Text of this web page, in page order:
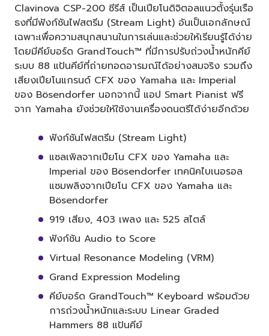
Clavinova CSP-200 ซีรีส์ เป็นเปียโนดิจิตอลแนวตั้งรุ่นเรือ
ธงที่มีฟังก์ชันไฟสตรีม (Stream Light) อันเป็นเอกลักษณ์
เฉพาะเพื่อความสนุกสนานในการเล่นและช่วยให้เรียนรู้ได้ง่าย
โดยมีคีย์บอร์ด GrandTouch™ ที่มีการปรับถ่วงน้ำหนักคีย์
ระบบ 88 แป้นคีย์ที่ถ่ายทอดอารมณ์ได้อย่างสมจริง รวมถึง
เสียงเปียโนแกรนด์ CFX ของ Yamaha และ Imperial
ของ Bösendorfer นอกจากนี้ แอป Smart Pianist ฟรี
จาก Yamaha ยังช่วยให้ใช้งานเครื่องดนตรีได้ง่ายอีกด้วย
ฟังก์ชันไฟสตรีม (Stream Light)
แซลเพิลจากเปียโน CFX ของ Yamaha และ
Imperial ของ Bösendorfer เทคนิคไบเนอรอล
แซมพลิงจากเปียโน CFX ของ Yamaha และ
Bösendorfer
919 เสียง, 403 เพลง และ 525 สไตล์
ฟังก์ชัน Audio to Score
Virtual Resonance Modeling (VRM)
Grand Expression Modeling
คีย์บอร์ด GrandTouch™ Keyboard พร้อมด้วย
การถ่วงน้ำหนักและระบบ Linear Graded
Hammers 88 แป้นคีย์